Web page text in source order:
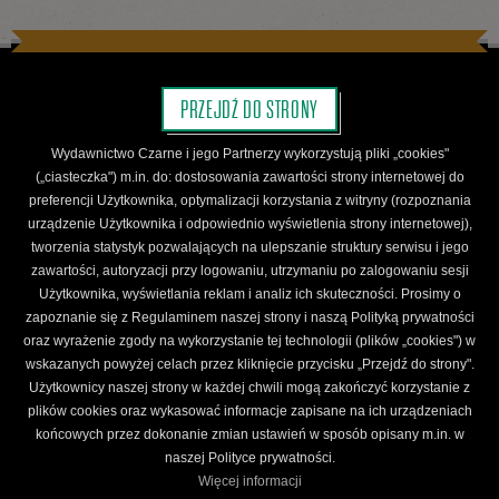
się
na
Facebooku
WYDARZENIA
Sierpień Wrzesień Październik
KATALOG
Autorzy Książki Serie wydawnicze
Nowości
Bestsellery sklepu
Zapowiedzi
WYDAWNICTWO
Kontakt Wydaj u nas książkę Gdzie kupić?
SKLEP
PRZEJDŹ DO STRONY
Wydawnictwo Czarne i jego Partnerzy wykorzystują pliki „cookies"
(„ciasteczka") m.in. do: dostosowania zawartości strony internetowej do
preferencji Użytkownika, optymalizacji korzystania z witryny (rozpoznania
urządzenie Użytkownika i odpowiednio wyświetlenia strony internetowej),
tworzenia statystyk pozwalających na ulepszanie struktury serwisu i jego
zawartości, autoryzacji przy logowaniu, utrzymaniu po zalogowaniu sesji
Użytkownika, wyświetlania reklam i analiz ich skuteczności. Prosimy o
zapoznanie się z Regulaminem naszej strony i naszą Polityką prywatności
oraz wyrażenie zgody na wykorzystanie tej technologii (plików „cookies") w
wskazanych powyżej celach przez kliknięcie przycisku „Przejdź do strony".
Użytkownicy naszej strony w każdej chwili mogą zakończyć korzystanie z
plików cookies oraz wykasować informacje zapisane na ich urządzeniach
końcowych przez dokonanie zmian ustawień w sposób opisany m.in. w
naszej Polityce prywatności.
Więcej informacji